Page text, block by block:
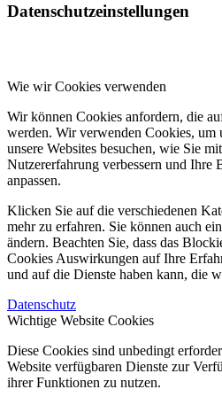
Datenschutzeinstellungen
Wie wir Cookies verwenden
Wir können Cookies anfordern, die
werden. Wir verwenden Cookies, um
unsere Websites besuchen, wie Sie
Nutzererfahrung verbessern und Ihre
anpassen.
Klicken Sie auf die verschiedenen
mehr zu erfahren. Sie können auch
ändern. Beachten Sie, dass das
Cookies Auswirkungen auf Ihre
und auf die Dienste haben kann, die
Datenschutz
Wichtige Website Cookies
Diese Cookies sind unbedingt
Website verfügbaren Dienste zur
ihrer Funktionen zu nutzen.